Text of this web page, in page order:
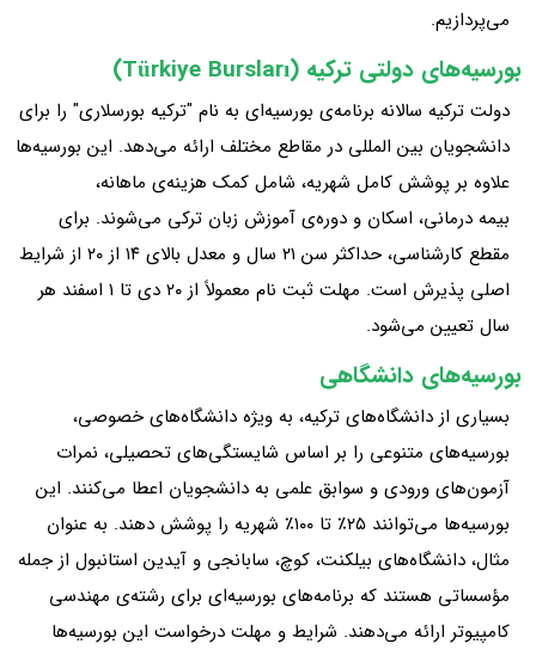
می‌پردازیم.
بورسیه‌های دولتی ترکیه (Türkiye Bursları)
دولت ترکیه سالانه برنامه‌ی بورسیه‌ای به نام "ترکیه بورسلاری" را برای
دانشجویان بین‌ المللی در مقاطع مختلف ارائه می‌دهد. این بورسیه‌ها
علاوه بر پوشش کامل شهریه، شامل کمک‌ هزینه‌ی ماهانه،
بیمه‌ درمانی، اسکان و دوره‌ی آموزش زبان ترکی می‌شوند. برای
مقطع کارشناسی، حداکثر سن ۲۱ سال و معدل بالای ۱۴ از ۲۰ از شرایط
اصلی پذیرش است. مهلت ثبت‌ نام معمولاً از ۲۰ دی تا ۱ اسفند هر
سال تعیین می‌شود.
بورسیه‌های دانشگاهی
بسیاری از دانشگاه‌های ترکیه، به‌ ویژه دانشگاه‌های خصوصی،
بورسیه‌های متنوعی را بر اساس شایستگی‌های تحصیلی، نمرات
آزمون‌های ورودی و سوابق علمی به دانشجویان اعطا می‌کنند. این
بورسیه‌ها می‌توانند ۲۵٪ تا ۱۰۰٪ شهریه را پوشش دهند. به‌ عنوان
مثال، دانشگاه‌های بیلکنت، کوچ، سابانجی و آیدین استانبول از جمله
مؤسساتی هستند که برنامه‌های بورسیه‌ای برای رشته‌ی مهندسی
کامپیوتر ارائه می‌دهند. شرایط و مهلت درخواست این بورسیه‌ها